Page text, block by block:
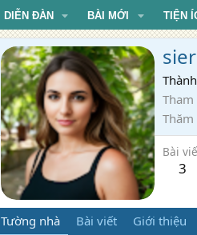
DIỄN ĐÀN BÀI MỚI TIỆN
Tham
Thăm
Bài
3
Tường nhà Bài viết Giới thiệu